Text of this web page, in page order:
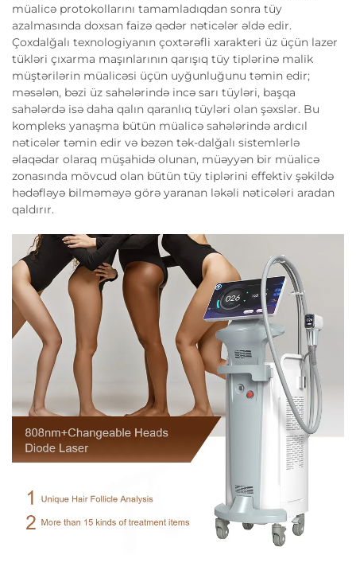
müalicə protokollarını tamamladıqdan sonra tüy
azalmasında doxsan faizə qədər nəticələr əldə edir.
Çoxdalğalı texnologiyanın çoxtərəfli xarakteri üz üçün lazer
tükləri çıxarma maşınlarının qarışıq tüy tiplərinə malik
müştərilərin müalicəsi üçün uyğunluğunu təmin edir;
məsələn, bəzi üz sahələrində incə sarı tüyləri, başqa
sahələrdə isə daha qalın qaranlıq tüyləri olan şəxslər. Bu
kompleks yanaşma bütün müalicə sahələrində ardıcıl
nəticələr təmin edir və bəzən tək-dalğalı sistemlərlə
əlaqədar olaraq müşahidə olunan, müəyyən bir müalicə
zonasında mövcud olan bütün tüy tiplərini effektiv şəkildə
hədəfləyə bilməməyə görə yaranan ləkəli nəticələri aradan
qaldırır.